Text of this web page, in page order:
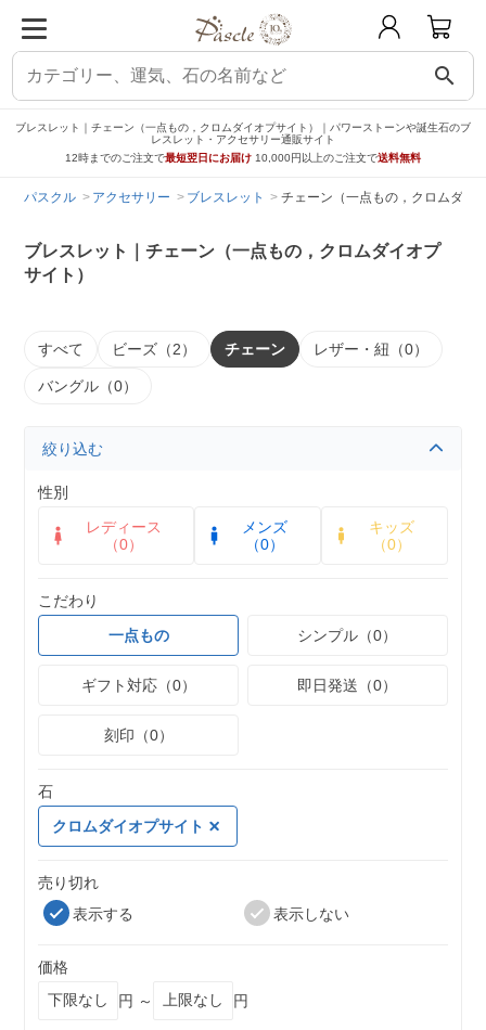
search
ブレスレット｜チェーン（一点もの，クロムダイオプサイト）｜パワーストーンや誕生石のブ
レスレット・アクセサリー通販サイト
12時までのご注文で最短翌日にお届け 10,000円以上のご注文で送料無料
パスクル アクセサリー ブレスレット チェーン（一点もの，クロムダイ
ブレスレット｜チェーン（一点もの，クロムダイオプ
サイト）
すべて ビーズ（2） チェーン レザー・紐（0）
バングル（0）
絞り込む
性別
レディース
（0）
メンズ
（0）
キッズ
（0）
こだわり
一点もの
シンプル（0）
ギフト対応（0） 即日発送（0）
刻印（0）
石
クロムダイオプサイト
売り切れ
表示する
表示しない
価格
円 ～
円